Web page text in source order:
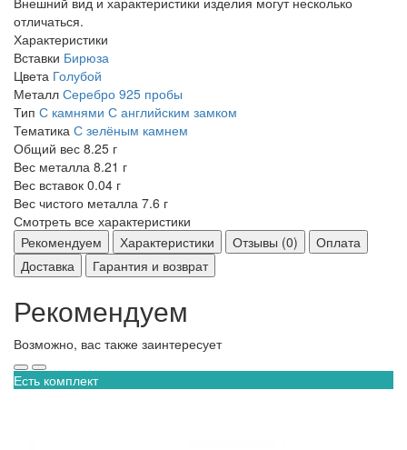
отличаться.
Характеристики
Вставки Бирюза
Цвета Голубой
Металл Серебро 925 пробы
Тип С камнями С английским замком
Тематика С зелёным камнем
Общий вес 8.25 г
Вес металла 8.21 г
Вес вставок 0.04 г
Вес чистого металла 7.6 г
Смотреть все характеристики
Рекомендуем
Характеристики Отзывы (0)
Оплата
Доставка
Гарантия и возврат
Рекомендуем
Возможно, вас также заинтересует
Есть комплект